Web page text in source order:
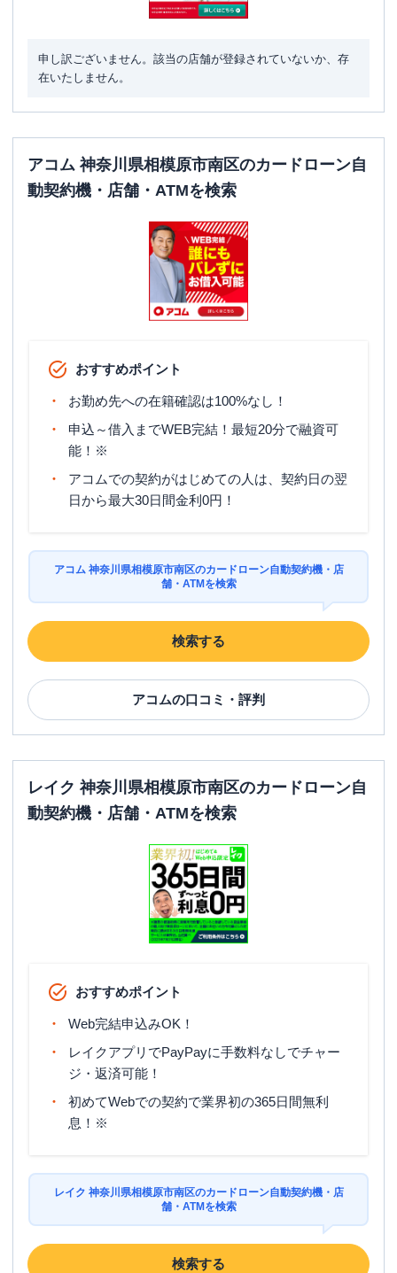
申し訳ございません。該当の店舗が登録されていないか、存
在いたしません。
アコム 神奈川県相模原市南区のカードローン自
動契約機・店舗・ATMを検索
おすすめポイント
お勤め先への在籍確認は100%なし！
申込～借入までWEB完結！最短20分で融資可
能！※
アコムでの契約がはじめての人は、契約日の翌
日から最大30日間金利0円！
アコム 神奈川県相模原市南区のカードローン自動契約機・店
舗・ATMを検索
検索する
アコムの口コミ・評判
レイク 神奈川県相模原市南区のカードローン自
動契約機・店舗・ATMを検索
おすすめポイント
Web完結申込みOK！
レイクアプリでPayPayに手数料なしでチャー
ジ・返済可能！
初めてWebでの契約で業界初の365日間無利
息！※
レイク 神奈川県相模原市南区のカードローン自動契約機・店
舗・ATMを検索
検索する